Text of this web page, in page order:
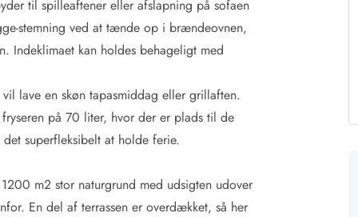
til spilleaftener eller afslapning på sofaen
stemning ved at tænde op i brændeovnen,
Indeklimaet kan holdes behageligt med
lave en skøn tapasmiddag eller grillaften.
på 70 liter, hvor der er plads til de
superfleksibelt at holde ferie.
m2 stor naturgrund med udsigten udover
En del af terrassen er overdækket, så her